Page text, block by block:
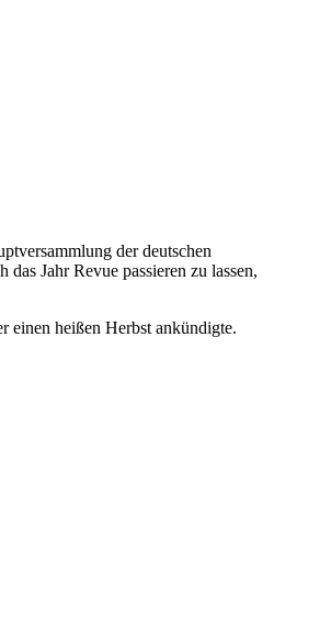
der deutschen
Jahr Revue passieren zu lassen,
einen heißen Herbst ankündigte.